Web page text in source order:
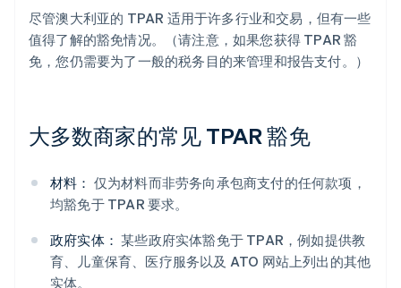
尽管澳大利亚的 TPAR 适用于许多行业和交易，但有一些
值得了解的豁免情况。（请注意，如果您获得 TPAR 豁
免，您仍需要为了一般的税务目的来管理和报告支付。）
大多数商家的常见 TPAR 豁免
材料： 仅为材料而非劳务向承包商支付的任何款项，
均豁免于 TPAR 要求。
政府实体： 某些政府实体豁免于 TPAR，例如提供教
育、儿童保育、医疗服务以及 ATO 网站上列出的其他
实体。